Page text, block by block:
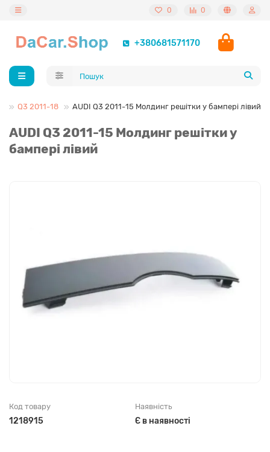
0 0
+380681571170
Q3 2011-18 AUDI Q3 2011-15 Молдинг решітки у бампері лівий
AUDI Q3 2011-15 Молдинг решітки у
бампері лівий
Код товару
1218915
Наявність
Є в наявності